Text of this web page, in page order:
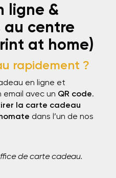
ligne &
au centre
at home)
rapidement ?
en ligne et
avec un QR code.
la carte cadeau
dans l’un de nos
de carte cadeau.